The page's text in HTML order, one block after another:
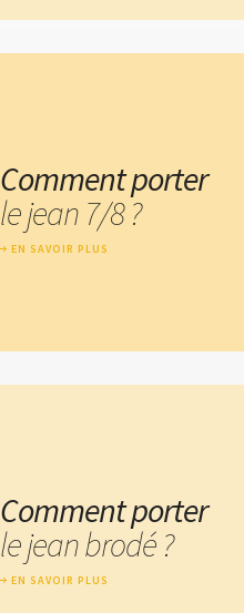
Comment porter
le jean 7/8 ?
EN SAVOIR PLUS
Comment porter
le jean brodé ?
EN SAVOIR PLUS